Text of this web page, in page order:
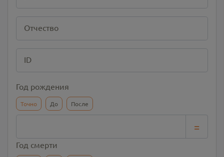
Отчество
ID
Год рождения
Точно До После
=
Год смерти